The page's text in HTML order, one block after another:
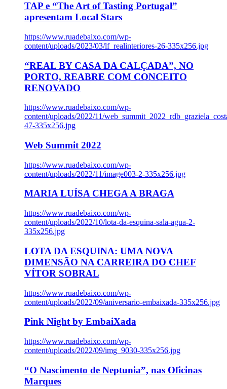
TAP e “The Art of Tasting Portugal”
apresentam Local Stars
https://www.ruadebaixo.com/wp-
content/uploads/2023/03/lf_realinteriores-26-335x256.jpg
“REAL BY CASA DA CALÇADA”, NO
PORTO, REABRE COM CONCEITO
RENOVADO
https://www.ruadebaixo.com/wp-
content/uploads/2022/11/
47-335x256.jpg
Web Summit 2022
https://www.ruadebaixo.com/wp-
content/uploads/2022/11/image003-2-335x256.jpg
MARIA LUÍSA CHEGA A BRAGA
https://www.ruadebaixo.com/wp-
content/uploads/2022/10/lota-da-esquina-sala-agua-2-
335x256.jpg
LOTA DA ESQUINA: UMA NOVA
DIMENSÃO NA CARREIRA DO CHEF
VÍTOR SOBRAL
https://www.ruadebaixo.com/wp-
content/uploads/2022/09/aniversario-embaixada-335x256.jpg
Pink Night by EmbaiXada
https://www.ruadebaixo.com/wp-
content/uploads/2022/09/img_9030-335x256.jpg
“O Nascimento de Neptunia”, nas Oficinas
Marques